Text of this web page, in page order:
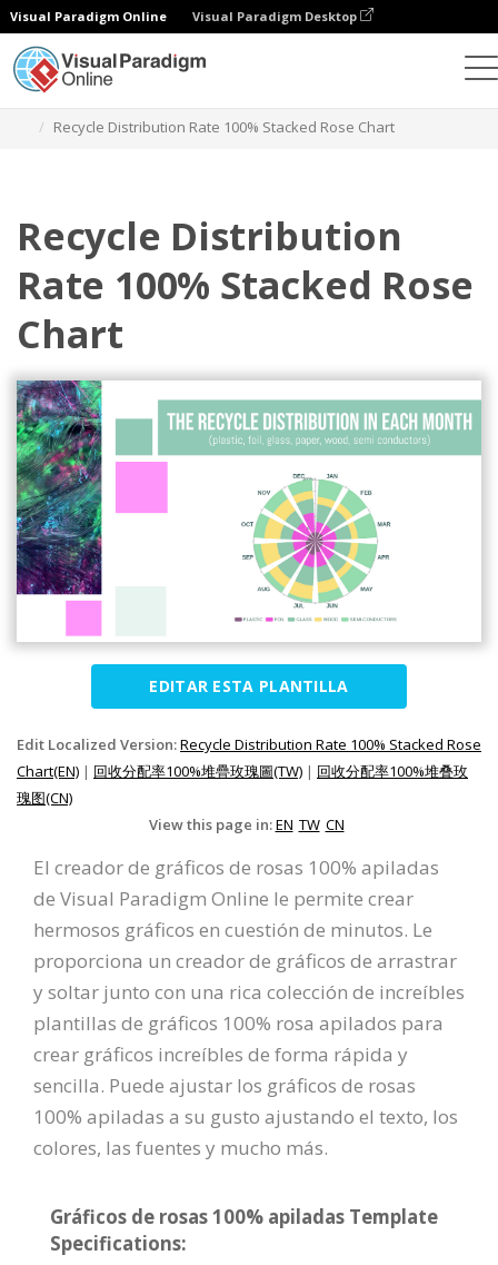
Visual Paradigm Online Visual Paradigm Desktop
Recycle Distribution Rate 100% Stacked Rose Chart
Recycle Distribution
Rate 100% Stacked Rose
Chart
EDITAR ESTA PLANTILLA
Edit Localized Version:Recycle Distribution Rate 100% Stacked Rose
Chart(EN) | 回收分配率100%堆疊玫瑰圖(TW) | 回收分配率100%堆叠玫
瑰图(CN)
View this page in:EN TW CN
El creador de gráficos de rosas 100% apiladas
de Visual Paradigm Online le permite crear
hermosos gráficos en cuestión de minutos. Le
proporciona un creador de gráficos de arrastrar
y soltar junto con una rica colección de increíbles
plantillas de gráficos 100% rosa apilados para
crear gráficos increíbles de forma rápida y
sencilla. Puede ajustar los gráficos de rosas
100% apiladas a su gusto ajustando el texto, los
colores, las fuentes y mucho más.
Gráficos de rosas 100% apiladas Template
Specifications: